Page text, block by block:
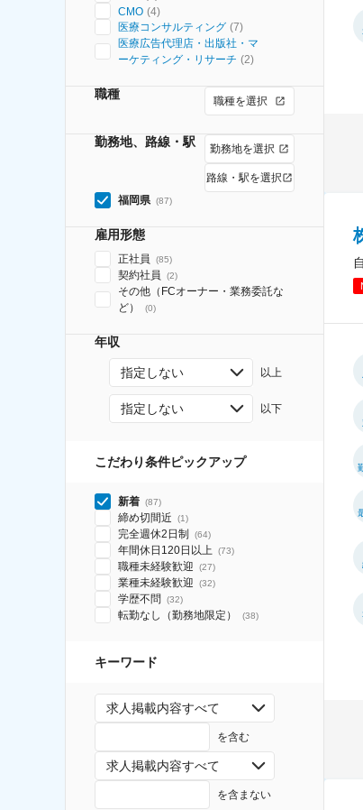
CMO (4)
医療コンサルティング (7)
医療広告代理店・出版社・マ
ーケティング・リサーチ (2)
職種 職種を選択
勤務地、路線・駅 勤務地を選択
路線・駅を選択
福岡県 (87)
雇用形態
正社員 (85)
契約社員 (2)
その他（FCオーナー・業務委託な
ど）
(0)
年収
指定しない 以上
指定しない 以下
こだわり条件ピックアップ
新着 (87)
締め切間近 (1)
完全週休2日制 (64)
年間休日120日以上 (73)
職種未経験歓迎 (27)
業種未経験歓迎 (32)
学歴不問 (32)
転勤なし（勤務地限定） (38)
キーワード
求人掲載内容すべて
を含む
求人掲載内容すべて
を含まない